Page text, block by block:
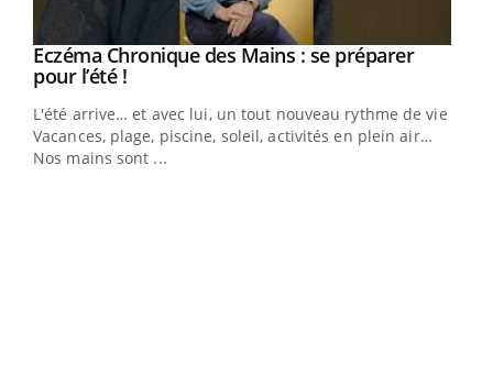
Youtube
Eczéma Chronique des Mains : se préparer
pour l’été !Youtube
L'été arrive… et avec lui, un tout nouveau rythme de vie !
Vacances, plage, piscine, soleil, activités en plein air…
Nos mains sont ...